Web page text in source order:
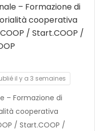
– Formazione di
cooperativa
/ Start.COOP /
il y a 3 semaines
– Formazione di
cooperativa
/ Start.COOP /